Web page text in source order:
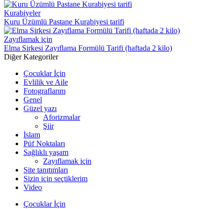
Kurabiyeler
Kuru Üzümlü Pastane Kurabiyesi tarifi
Zayıflamak için
Elma Sirkesi Zayıflama Formülü Tarifi (haftada 2 kilo)
Diğer Kategoriler
Çocuklar İçin
Evlilik ve Aile
Fotograflarım
Genel
Güzel yazı
Aforizmalar
Şiir
İslam
Püf Noktaları
Sağlıklı yaşam
Zayıflamak için
Site tanıtımları
Sizin için seçtiklerim
Video
Çocuklar İçin